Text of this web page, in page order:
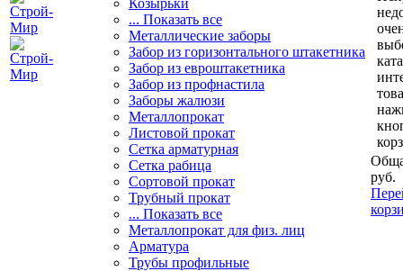
Козырьки
... Показать все
Металлические заборы
Забор из горизонтального штакетника
Забор из евроштакетника
Забор из профнастила
Заборы жалюзи
Металлопрокат
Листовой прокат
Сетка арматурная
Сетка рабица
Сортовой прокат
Трубный прокат
... Показать все
Металлопрокат для физ. лиц
Арматура
Трубы профильные
руб.